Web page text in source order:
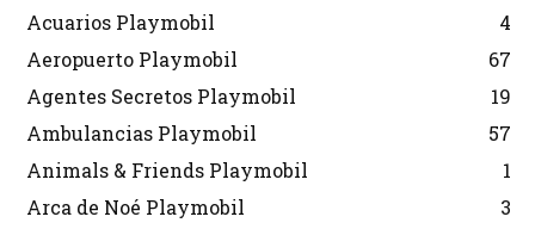
Acuarios Playmobil
4
Aeropuerto Playmobil
67
Agentes Secretos Playmobil
19
Ambulancias Playmobil
57
Animals & Friends Playmobil
1
Arca de Noé Playmobil
3